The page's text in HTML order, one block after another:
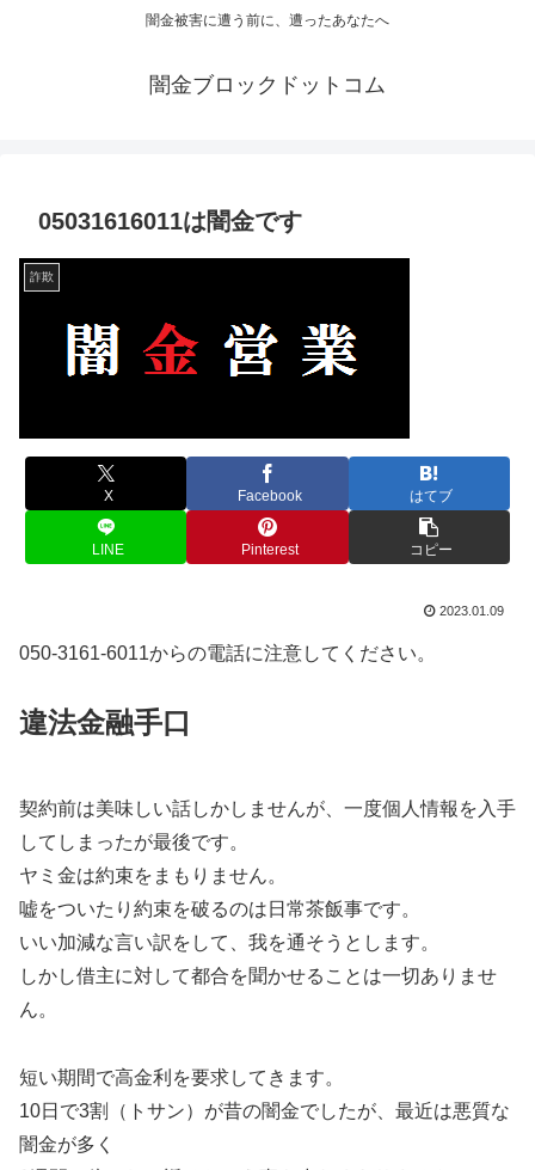
闇金被害に遭う前に、遭ったあなたへ
闇金ブロックドットコム
05031616011は闇金です
詐欺
X Facebook はてブ
LINE Pinterest コピー
2023.01.09
050-3161-6011からの電話に注意してください。
違法金融手口
契約前は美味しい話しかしませんが、一度個人情報を入手
してしまったが最後です。
ヤミ金は約束をまもりません。
嘘をついたり約束を破るのは日常茶飯事です。
いい加減な言い訳をして、我を通そうとします。
しかし借主に対して都合を聞かせることは一切ありませ
ん。
短い期間で高金利を要求してきます。
10日で3割（トサン）が昔の闇金でしたが、最近は悪質な
闇金が多く